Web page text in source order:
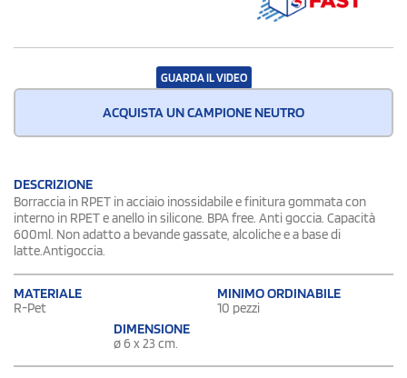
GUARDA IL VIDEO
ACQUISTA UN CAMPIONE NEUTRO
DESCRIZIONE
Borraccia in RPET in acciaio inossidabile e finitura gommata con
interno in RPET e anello in silicone. BPA free. Anti goccia. Capacità
600ml. Non adatto a bevande gassate, alcoliche e a base di
latte.Antigoccia.
MATERIALE
R-Pet
MINIMO ORDINABILE
10 pezzi
DIMENSIONE
ø 6 x 23 cm.